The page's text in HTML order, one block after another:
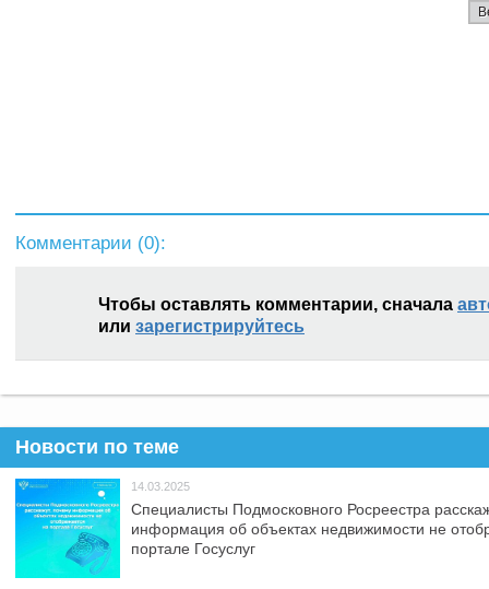
Комментарии (0):
Чтобы оставлять комментарии, сначала
или зарегистрируйтесь
Новости по теме
14.03.2025
Специалисты Подмосковного Росреестра
информация об объектах недвижимости не
портале Госуслуг